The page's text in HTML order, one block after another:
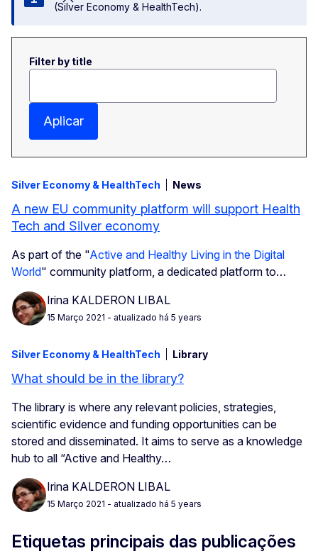
(Silver Economy & HealthTech).
Filter by title
Aplicar
Silver Economy & HealthTech News
A new EU community platform will support Health
Tech and Silver economy
As part of the "Active and Healthy Living in the Digital
World" community platform, a dedicated platform to…
Irina KALDERON LIBAL
15 Março 2021 - atualizado há 5 years
Silver Economy & HealthTech Library
What should be in the library?
The library is where any relevant policies, strategies,
scientific evidence and funding opportunities can be
stored and disseminated. It aims to serve as a knowledge
hub to all “Active and Healthy…
Irina KALDERON LIBAL
15 Março 2021 - atualizado há 5 years
Etiquetas principais das publicações